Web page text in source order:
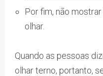
Por fim, não
olhar.
Quando as pessoas
olhar terno, portanto,